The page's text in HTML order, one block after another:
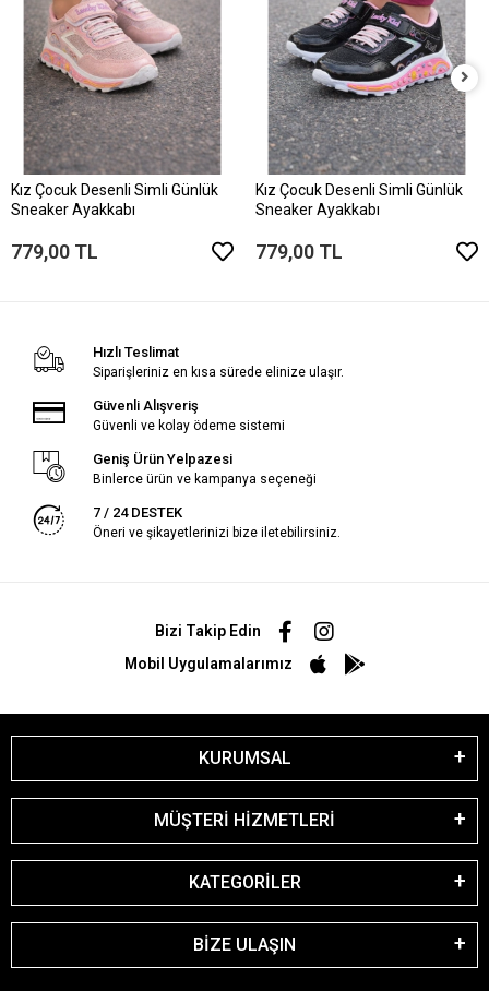
Kız Çocuk Desenli Simli Günlük
Sneaker Ayakkabı
779,00 TL
Kız Çocuk Desenli Simli Günlük
Sneaker Ayakkabı
779,00 TL
Hızlı Teslimat
Siparişleriniz en kısa sürede elinize ulaşır.
Güvenli Alışveriş
Güvenli ve kolay ödeme sistemi
Geniş Ürün Yelpazesi
Binlerce ürün ve kampanya seçeneği
7 / 24 DESTEK
Öneri ve şikayetlerinizi bize iletebilirsiniz.
Bizi Takip Edin
Mobil Uygulamalarımız
KURUMSAL
MÜŞTERİ HİZMETLERİ
KATEGORİLER
BİZE ULAŞIN